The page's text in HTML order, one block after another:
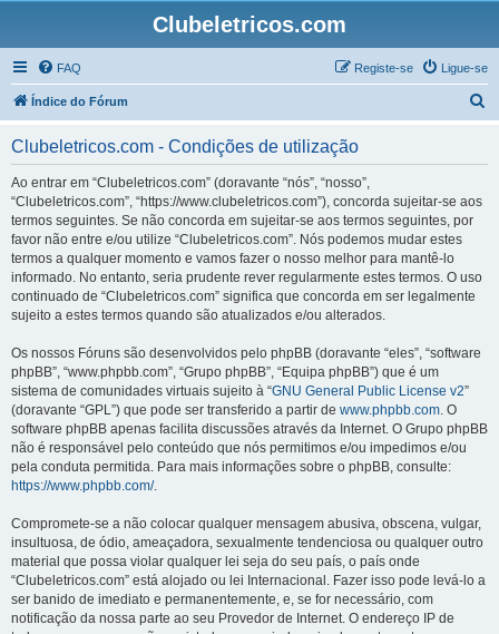
Clubeletricos.com
FAQ Ligue-se
Registe-se
Índice do Fórum
Clubeletricos.com - Condições de utilização
Ao entrar em “Clubeletricos.com” (doravante “nós”, “nosso”,
“Clubeletricos.com”, “https://www.clubeletricos.com”), concorda sujeitar-se aos
termos seguintes. Se não concorda em sujeitar-se aos termos seguintes, por
favor não entre e/ou utilize “Clubeletricos.com”. Nós podemos mudar estes
termos a qualquer momento e vamos fazer o nosso melhor para mantê-lo
informado. No entanto, seria prudente rever regularmente estes termos. O uso
continuado de “Clubeletricos.com” significa que concorda em ser legalmente
sujeito a estes termos quando são atualizados e/ou alterados.
Os nossos Fóruns são desenvolvidos pelo phpBB (doravante “eles”, “software
phpBB”, “www.phpbb.com”, “Grupo phpBB”, “Equipa phpBB”) que é um
sistema de comunidades virtuais sujeito à “GNU General Public License v2”
(doravante “GPL”) que pode ser transferido a partir de www.phpbb.com. O
software phpBB apenas facilita discussões através da Internet. O Grupo phpBB
não é responsável pelo conteúdo que nós permitimos e/ou impedimos e/ou
pela conduta permitida. Para mais informações sobre o phpBB, consulte:
https://www.phpbb.com/.
Compromete-se a não colocar qualquer mensagem abusiva, obscena, vulgar,
insultuosa, de ódio, ameaçadora, sexualmente tendenciosa ou qualquer outro
material que possa violar qualquer lei seja do seu país, o país onde
“Clubeletricos.com” está alojado ou lei Internacional. Fazer isso pode levá-lo a
ser banido de imediato e permanentemente, e, se for necessário, com
notificação da nossa parte ao seu Provedor de Internet. O endereço IP de